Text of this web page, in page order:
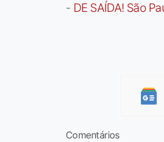
- DE SAÍDA! São
Comentários